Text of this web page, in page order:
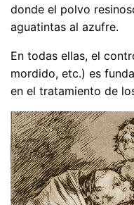
donde el polvo
aguatintas al azufre.
En todas ellas, el
mordido, etc.) es
en el tratamiento de